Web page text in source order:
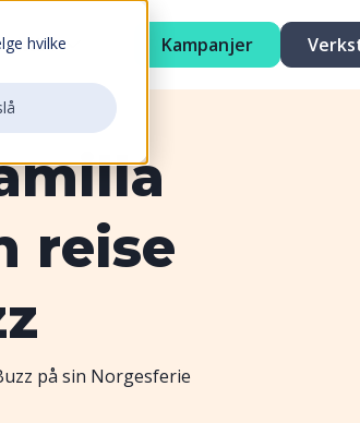
hvilke
Kampanjer
reise
på sin Norgesferie